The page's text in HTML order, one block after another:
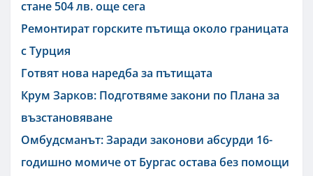
стане 504 лв. още сега
Ремонтират горските пътища около границата
с Турция
Готвят нова наредба за пътищата
Крум Зарков: Подготвяме закони по Плана за
възстановяване
Омбудсманът: Заради законови абсурди 16-
годишно момиче от Бургас остава без помощи